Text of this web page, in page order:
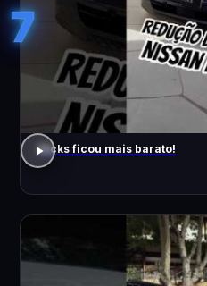
7
Kicks ficou mais barato!